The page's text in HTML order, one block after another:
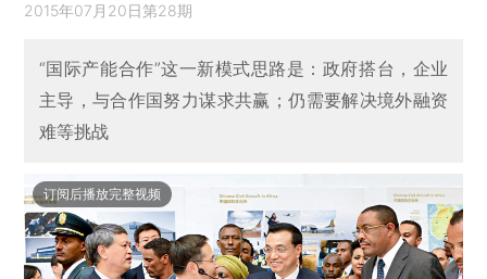
2015年07月20日第28期
“国际产能合作”这一新模式思路是：政府搭台，企业
主导，与合作国努力谋求共赢；仍需要解决境外融资
难等挑战
订阅后播放完整视频